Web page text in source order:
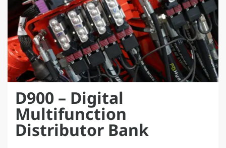
D900 – Digital
Multifunction
Distributor Bank